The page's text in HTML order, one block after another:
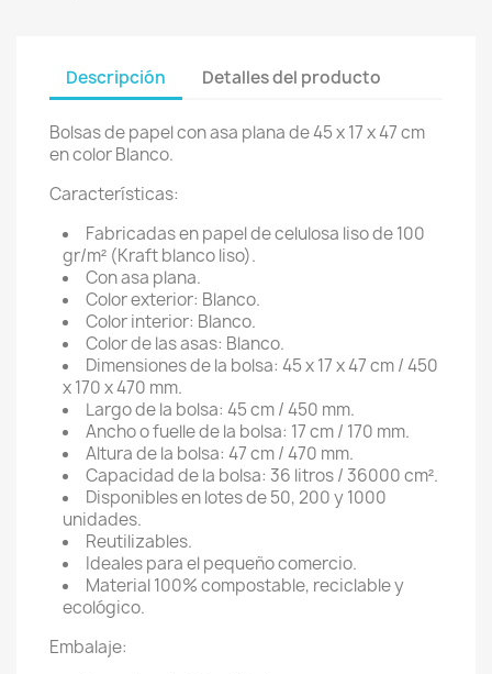
Descripción Detalles del producto
Bolsas de papel con asa plana de 45 x 17 x 47 cm
en color Blanco.
Características:
Fabricadas en papel de celulosa liso de 100
gr/m² (Kraft blanco liso).
Con asa plana.
Color exterior: Blanco.
Color interior: Blanco.
Color de las asas: Blanco.
Dimensiones de la bolsa: 45 x 17 x 47 cm / 450
x 170 x 470 mm.
Largo de la bolsa: 45 cm / 450 mm.
Ancho o fuelle de la bolsa: 17 cm / 170 mm.
Altura de la bolsa: 47 cm / 470 mm.
Capacidad de la bolsa: 36 litros / 36000 cm².
Disponibles en lotes de 50, 200 y 1000
unidades.
Reutilizables.
Ideales para el pequeño comercio.
Material 100% compostable, reciclable y
ecológico.
Embalaje: